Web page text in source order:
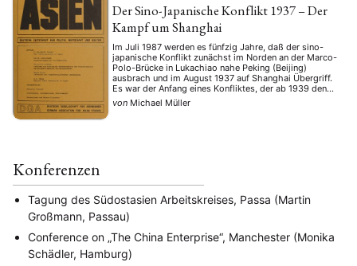
Der Sino-Japanische Konflikt 1937 – Der
Kampf um Shanghai
Im Juli 1987 werden es fünfzig Jahre, daß der sino-
japanische Konflikt zunächst im Norden an der Marco-
Polo-Brücke in Lukachiao nahe Peking (Beijing)
ausbrach und im August 1937 auf Shanghai Übergriff.
Es war der Anfang eines Konfliktes, der ab 1939 den
Zweiten Weltkrieg begleitete und erst im August 1945
mit der Kapitulation Japans endete. Die damaligen …
von Michael Müller
Konferenzen
Tagung des Südostasien Arbeitskreises, Passa (Martin
Großmann, Passau)
Conference on „The China Enterprise“, Manchester (Monika
Schädler, Hamburg)